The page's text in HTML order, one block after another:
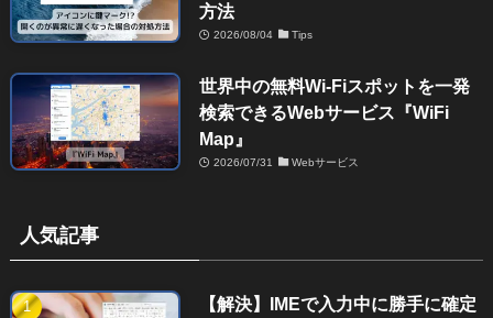
方法
2026/08/04 Tips
世界中の無料Wi-Fiスポットを一発
検索できるWebサービス『WiFi
Map』
2026/07/31 Webサービス
人気記事
【解決】IMEで入力中に勝手に確定